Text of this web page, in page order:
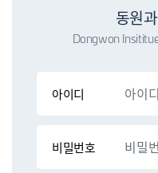
동원
Dongwon
아이디
비밀번호